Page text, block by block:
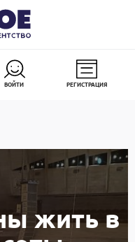
ВОЙТИ РЕГИСТРАЦИЯ
жить в